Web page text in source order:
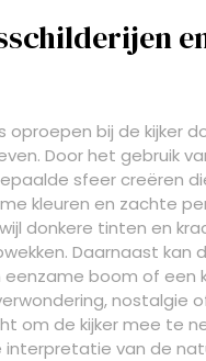
oproepen bij de kijker
Door het gebruik
sfeer creëren
kleuren en zachte
donkere tinten en
Daarnaast kan
boom of een
nostalgie
om de kijker mee te
van de